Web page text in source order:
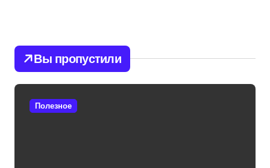
Вы пропустили
Полезное